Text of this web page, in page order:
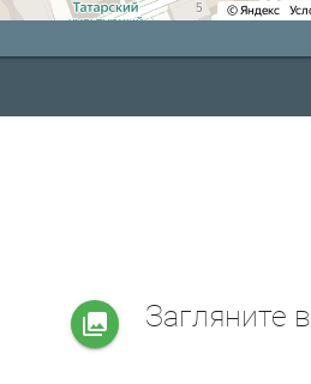
collections Загляните в